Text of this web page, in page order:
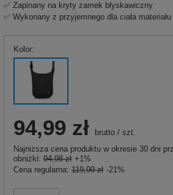
✅ Zapinany na kryty zamek błyskawiczny
✅ Wykonany z przyjemnego dla ciała materiału
Kolor
94,99 zł brutto / szt.
Najniższa cena produktu w okresie 30 dni
obniżki: 94,98 zł +1%
Cena regularna: 119,99 zł -21%